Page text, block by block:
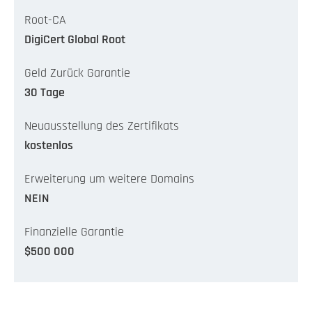
Root-CA
DigiCert Global Root
Geld Zurück Garantie
30 Tage
Neuausstellung des Zertifikats
kostenlos
Erweiterung um weitere Domains
NEIN
Finanzielle Garantie
$500 000